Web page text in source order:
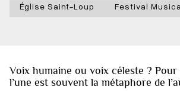
Église Saint-Loup Festival
Voix humaine ou voix céleste ? Pour
l’une est souvent la métaphore de